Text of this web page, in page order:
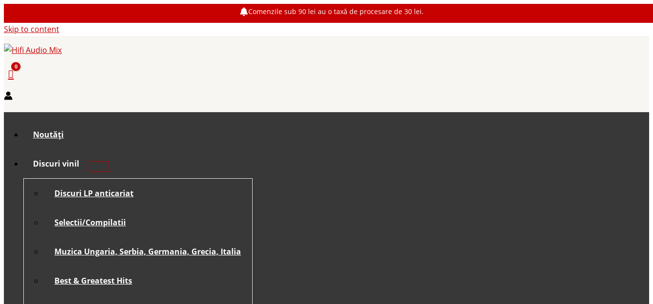
Comenzile sub 90 lei au o taxă de procesare de 30 lei.
Skip to content
Noutăți
Discuri vinil
Discuri LP anticariat
Selectii/Compilatii
Muzica Ungaria, Serbia, Germania, Grecia, Italia
Best & Greatest Hits